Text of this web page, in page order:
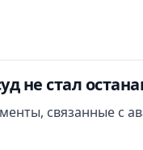
не стал
связанные с